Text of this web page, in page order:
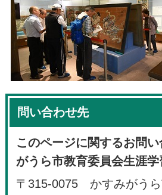
問い合わせ先
このページに関するお問
がうら市教育委員会生涯学
〒315-0075 かすみがう